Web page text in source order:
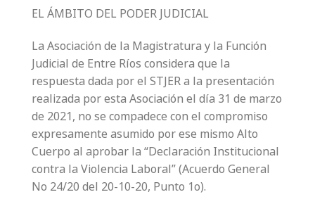
EL ÁMBITO DEL PODER JUDICIAL
La Asociación de la Magistratura y la Función
Judicial de Entre Ríos considera que la
respuesta dada por el STJER a la presentación
realizada por esta Asociación el día 31 de marzo
de 2021, no se compadece con el compromiso
expresamente asumido por ese mismo Alto
Cuerpo al aprobar la “Declaración Institucional
contra la Violencia Laboral” (Acuerdo General
No 24/20 del 20-10-20, Punto 1o).